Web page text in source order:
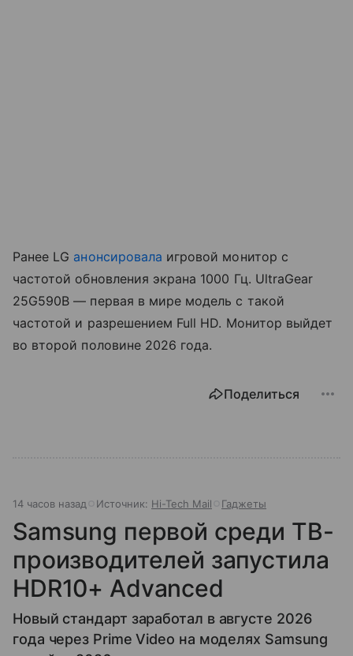
Ранее LG анонсировала игровой монитор с
частотой обновления экрана 1000 Гц. UltraGear
25G590B — первая в мире модель с такой
частотой и разрешением Full HD. Монитор выйдет
во второй половине 2026 года.
Поделиться
14 часов назад Источник: Hi-Tech Mail Гаджеты
Samsung первой среди ТВ-
производителей запустила
HDR10+ Advanced
Новый стандарт заработал в августе 2026
года через Prime Video на моделях Samsung